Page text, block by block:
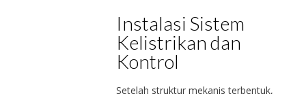
Instalasi Sistem
Kelistrikan dan
Kontrol
Setelah struktur mekanis terbentuk,